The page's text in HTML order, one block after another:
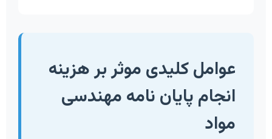
عوامل کلیدی موثر بر هزینه
انجام پایان نامه مهندسی
مواد